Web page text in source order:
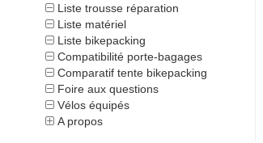
Liste trousse réparation
Liste matériel
Liste bikepacking
Compatibilité porte-bagages
Comparatif tente bikepacking
Foire aux questions
Vélos équipés
A propos